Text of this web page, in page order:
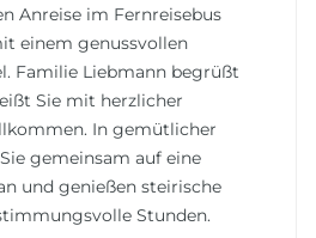
Anreise im Fernreisebus
einem genussvollen
Familie Liebmann begrüßt
Sie mit herzlicher
In gemütlicher
gemeinsam auf eine
und genießen steirische
Stunden.